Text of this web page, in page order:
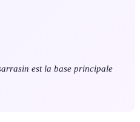
est la base principale